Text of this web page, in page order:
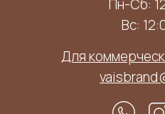
Для
Пн-Сб:
Вс: